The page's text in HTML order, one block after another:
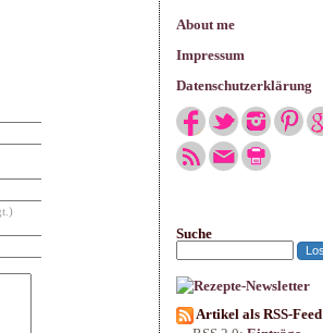
About me
Impressum
Datenschutzerklärung
Suche
Artikel als RSS-Feed